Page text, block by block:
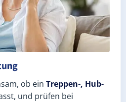
ob ein Treppen-, Hub-
und prüfen bei